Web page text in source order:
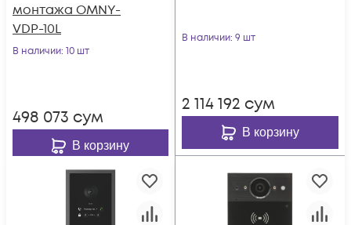
монтажа OMNY-
VDP-10L
В наличии: 10 шт
498 073 сум
В корзину
В наличии: 9 шт
2 114 192 сум
В корзину